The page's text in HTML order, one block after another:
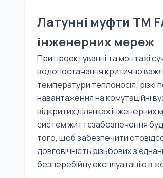
Латунні муфти TM
інженерних мереж
При проектуванні та монтажі
водопостачання критично
температури теплоносія, різкі
навантаження на комутаційні
відкритих ділянках
систем життєзабезпечення
того, щоб забезпечити
довговічність різьбових
безперебійну експлуатацію в